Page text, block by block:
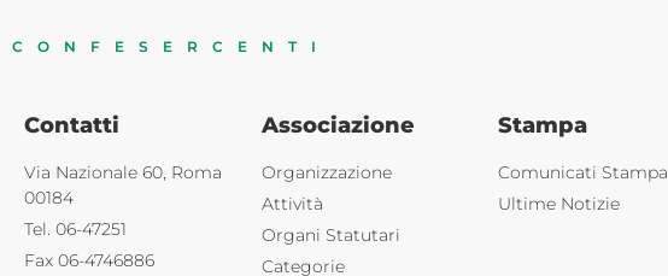
CONFESERCENTI
Contatti
Via Nazionale 60, Roma
00184
Tel. 06-47251
Fax 06-4746886
Associazione
Organizzazione
Attività
Organi Statutari
Categorie
Stampa
Comunicati Stampa
Ultime Notizie